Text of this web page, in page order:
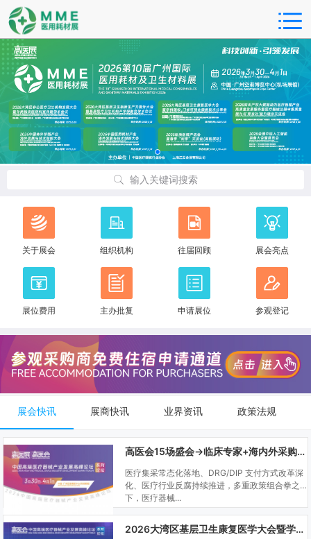
输入关键词搜索
关于展会 组织机构 往届回顾 展会亮点
展位费用 主办批复 申请展位 参观登记
展会快讯 展商快讯 业界资讯 政策法规
高医会15场盛会→临床专家+海内外采购商双向对接
医疗集采常态化落地、DRG/DIP 支付方式改革深
化、医疗行业反腐持续推进，多重政策组合拳之
下，医疗器械...
2026大湾区基层卫生康复医学大会暨学科建设、门诊可视化微创技术分享会